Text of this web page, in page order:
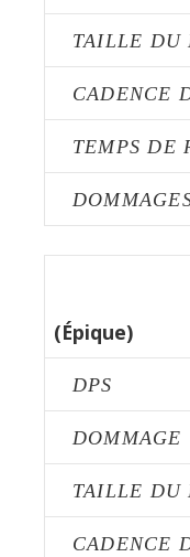
TAILLE DU
CADENCE
TEMPS DE
(Épique)
DPS
DOMMAGE
TAILLE DU
CADENCE